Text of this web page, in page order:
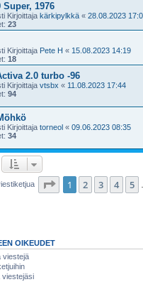
Super, 1976
Kirjoittaja kärkipylkkä « 28.08.2023
23
Kirjoittaja Pete H « 15.08.2023 14:19
18
2.0 turbo -96
Kirjoittaja vtsbx « 11.08.2023 17:44
94
Kirjoittaja torneol « 09.06.2023 08:35
34
Sivu /15
1 2 3 4 5
OIKEUDET
viestejä
viestejäsi